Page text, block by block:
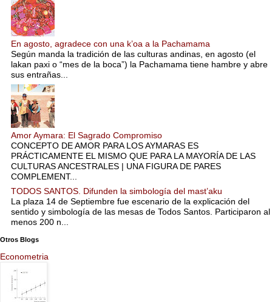
En agosto, agradece con una k’oa a la Pachamama
Según manda la tradición de las culturas andinas, en agosto (el
lakan paxi o “mes de la boca”) la Pachamama tiene hambre y abre
sus entrañas...
Amor Aymara: El Sagrado Compromiso
CONCEPTO DE AMOR PARA LOS AYMARAS ES
PRÁCTICAMENTE EL MISMO QUE PARA LA MAYORÍA DE LAS
CULTURAS ANCESTRALES | UNA FIGURA DE PARES
COMPLEMENT...
TODOS SANTOS. Difunden la simbología del mast’aku
La plaza 14 de Septiembre fue escenario de la explicación del
sentido y simbología de las mesas de Todos Santos. Participaron al
menos 200 n...
Otros Blogs
Econometria